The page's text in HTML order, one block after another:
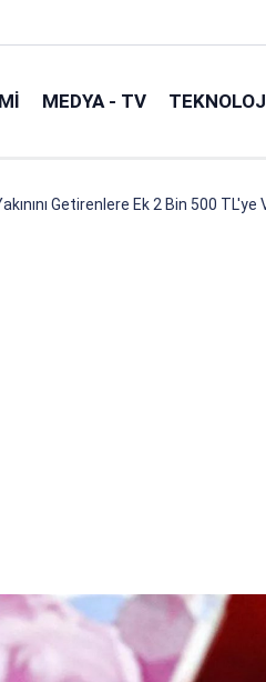
MEDYA - TV
Getirenlere Ek 2 Bin 500 TL'ye